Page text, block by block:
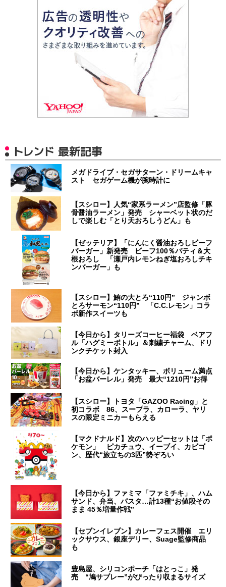
トレンド 最新記事
メガドライブ・セガサターン・ドリームキャ
スト セガゲーム機が腕時計に
【スシロー】人気“家系ラーメン”店監修「豚
骨醤油ラーメン」発売 シャーベット状のだ
しで楽しむ「とり天おろしうどん」も
【ゼッテリア】「にんにく醤油おろしビーフ
バーガー」新発売 ビーフ100％パティ＆大
根おろし 「瀬戸内レモンねぎ塩おろしチキ
ンバーガー」も
【スシロー】鮪の大とろ“110円” ジャンボ
とろサーモン“110円” 「C.C.レモン」コラ
ボ新作スイーツも
【今日から】タリーズコーヒー福袋 ベアフ
ル「ハグミーボトル」＆刺繍チャーム、ドリ
ンクチケット封入
【今日から】ケンタッキー、ボリューム満点
「お盆バーレル」発売 最大“1210円”お得
【スシロー】トヨタ「GAZOO Racing」と
初コラボ 86、スープラ、カローラ、ヤリ
スの限定ミニカーもらえる
【マクドナルド】次のハッピーセットは「ポ
ケモン」 ピカチュウ、イーブイ、カビゴ
ン、歴代“旅立ちの3匹”勢ぞろい
【今日から】ファミマ「ファミチキ」、ハム
サンド、弁当、パスタ…計13種“お値段その
まま 45％増量作戦”
【セブンイレブン】カレーフェス開催 エリ
ックサウス、銀座デリー、Suage監修商品
も
豊島屋、シリコンポーチ「はとっこ」発
売 “鳩サブレー”がぴったり収まるサイズ